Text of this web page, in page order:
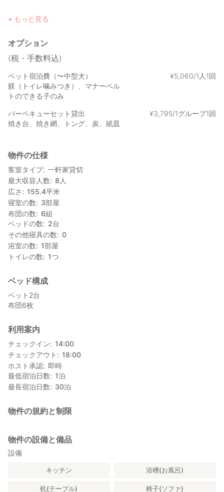
■刻 〜Moment〜
喧騒を離れて、何もないこの場所で思い思いの”刻”を。
貴方だけの特別なひとときをお過ごしいただけるよう、28時間滞
在をメインプランとしています。
もっと見る
オプション
(税・手数料込)
ペット宿泊費（〜中型犬）
躾（トイレ噛みつき）、マナーベル
トのできる子のみ
¥5,060/1人1回
バーベキューセット貸出
焼き台、焼き網、トング、炭、紙皿
¥3,795/1グループ1回
物件の仕様
客室タイプ 一軒家貸切
最大収容人数
8 人
広さ
155.4平米
寝室の数
3部屋
布団の数
6組
ベッドの数
2台
その他寝具の数
0
浴室の数
1部屋
トイレの数
1つ
ベッド構成
ベット2台
布団6枚
利用案内
チェックイン
14:00
チェックアウト
18:00
ホスト承認
即時
最低宿泊日数
1泊
最長宿泊日数
30泊
物件の規約と制限
物件の設備と備品
設備
キッチン 浴槽(お風呂)
机(テーブル) 椅子(ソファ)